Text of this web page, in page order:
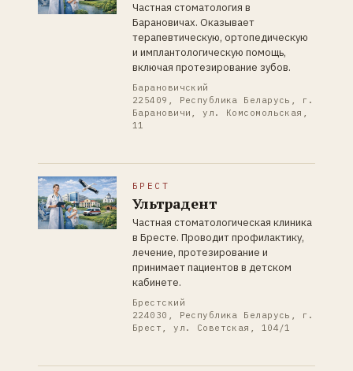
Частная стоматология в
Барановичах. Оказывает
терапевтическую, ортопедическую
и имплантологическую помощь,
включая протезирование зубов.
Барановичский
225409, Республика Беларусь, г.
Барановичи, ул. Комсомольская,
11
БРЕСТ
Ультрадент
Частная стоматологическая клиника
в Бресте. Проводит профилактику,
лечение, протезирование и
принимает пациентов в детском
кабинете.
Брестский
224030, Республика Беларусь, г.
Брест, ул. Советская, 104/1